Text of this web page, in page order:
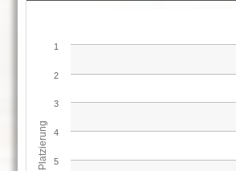
Platzierung
1
2
3
4
5